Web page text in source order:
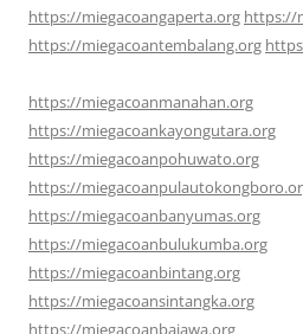
https://miegacoangaperta.org https://
https://miegacoantembalang.org
https://miegacoanmanahan.org
https://miegacoankayongutara.org
https://miegacoanpohuwato.org
https://
https://miegacoanbanyumas.org
https://miegacoanbulukumba.org
https://miegacoanbintang.org
https://miegacoansintangka.org
https://miegacoanbajawa.org